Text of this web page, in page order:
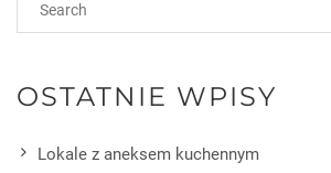
OSTATNIE WPISY
Lokale z aneksem kuchennym